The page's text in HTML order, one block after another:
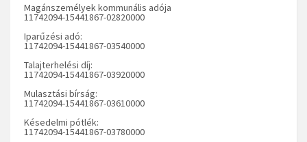
Magánszemélyek kommunális adója
11742094-15441867-02820000
Iparűzési adó:
11742094-15441867-03540000
Talajterhelési díj:
11742094-15441867-03920000
Mulasztási bírság:
11742094-15441867-03610000
Késedelmi pótlék:
11742094-15441867-03780000